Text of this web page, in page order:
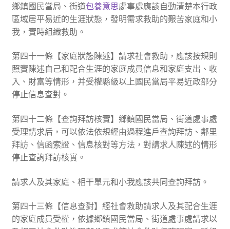
鄉鎮國民當局、街道包養意思處事處應該自動清楚本行政
區域居平易近的生涯狀態，發明需求救助的艱苦家庭和小
我，實時組織救助。
第四十一條【家庭狀態陳述】請求社會救助，應該按規則
照實陳述自己和配合生涯的家庭成員信息和家庭支出、收
入、財富等情形，并受權縣級以上國民當局平易近政部分
停止信息查對。
第四十二條【查詢拜訪核實】鄉鎮國民當局、街道處事處
受理請求后，可以依法依規經由過程進戶查詢拜訪、鄰里
拜訪、信函索證、信息核對等方法，對請求人陳述的情形
停止查詢拜訪核實。
請求人及其家庭、相干單元和小我應該共同查詢拜訪。
第四十三條【信息查對】經社會救助請求人及其配合生涯
的家庭成員受權，依據鄉鎮國民當局、街道處事處請求以